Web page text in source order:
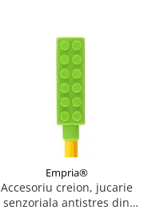
Empria®
Accesoriu creion, jucarie
senzoriala antistres din